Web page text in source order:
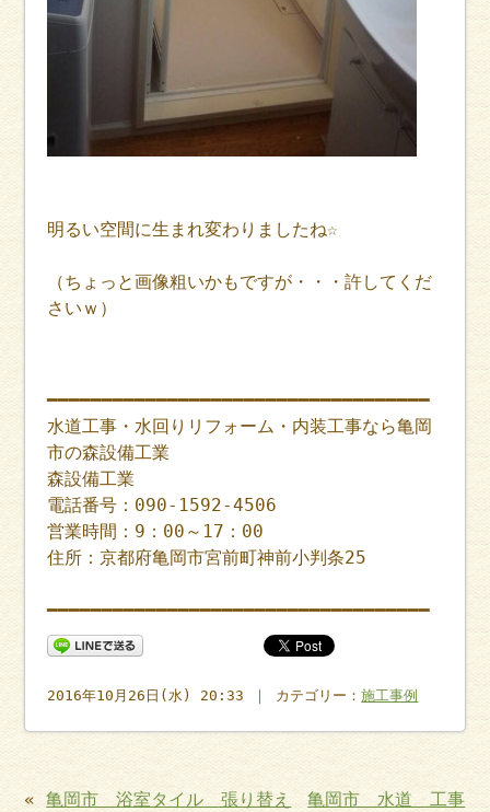
明るい空間に生まれ変わりましたね☆
（ちょっと画像粗いかもですが・・・許してくだ
さいｗ）
━━━━━━━━━━━━━━━━━━━━━━━━━━━━━━━━━━━
水道工事・水回りリフォーム・内装工事なら亀岡
市の森設備工業
森設備工業
電話番号：090-1592-4506
営業時間：9：00～17：00
住所：京都府亀岡市宮前町神前小判条25
━━━━━━━━━━━━━━━━━━━━━━━━━━━━━━━━━━━
2016年10月26日(水) 20:33 ｜ カテゴリー：施工事例
«亀岡市 浴室タイル 張り替え
亀岡市 水道 工事